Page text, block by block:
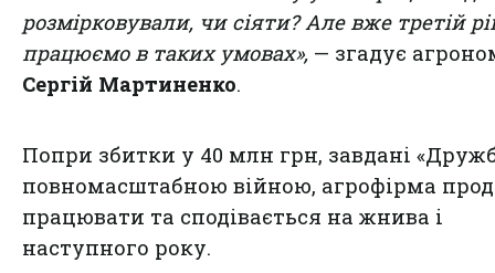
розмірковували, чи сіяти? Але вже третій
працюємо в таких умовах», — згадує
Сергій Мартиненко.
Попри збитки у 40 млн грн, завдані
повномасштабною війною, агрофірма
працювати та сподівається на жнива і
наступного року.